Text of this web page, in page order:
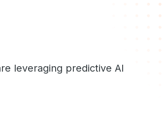
leveraging predictive AI